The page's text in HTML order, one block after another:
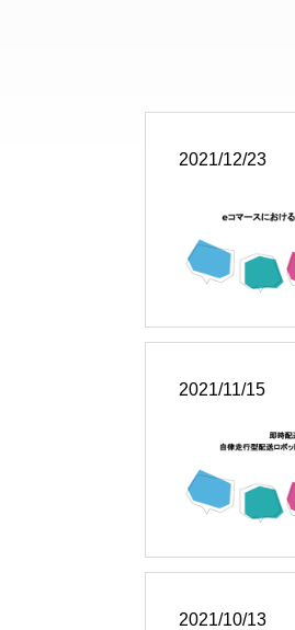
2021/12/23
2021/11/15
2021/10/13